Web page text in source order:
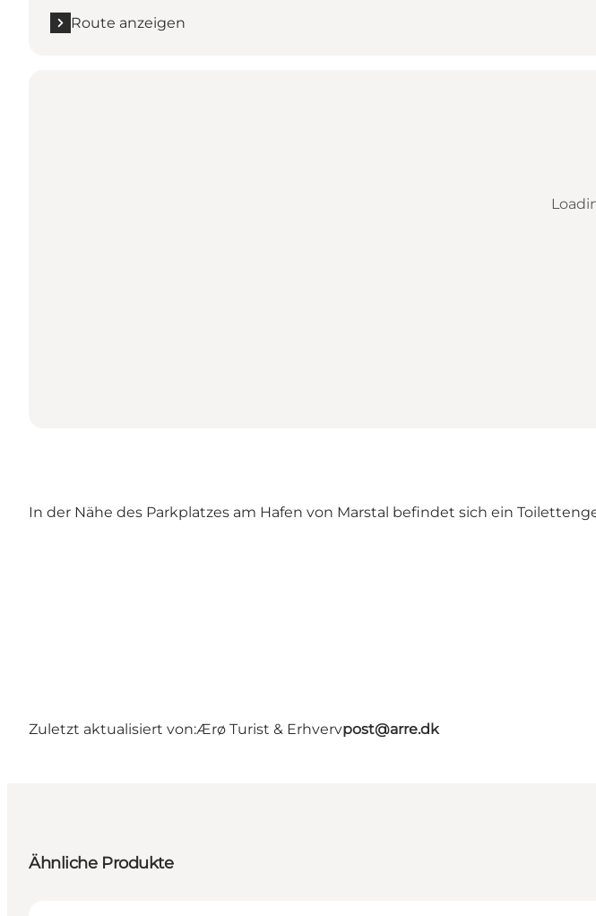
Route anzeigen
In der Nähe des Parkplatzes am Hafen von Marstal befindet sich ein
Zuletzt aktualisiert von:Ærø Turist & Erhvervpost@arre.dk
Ähnliche Produkte